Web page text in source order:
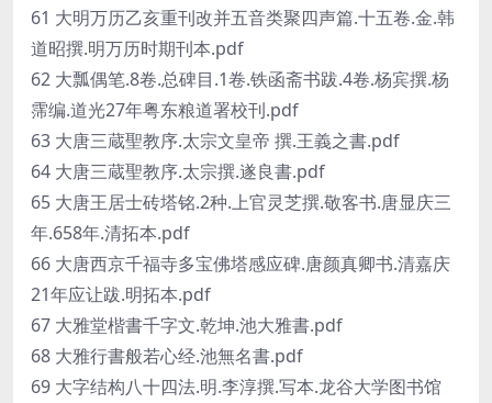
61 大明万历乙亥重刊改并五音类聚四声篇.十五卷.金.韩
道昭撰.明万历时期刊本.pdf
62 大瓢偶笔.8卷.总碑目.1卷.铁函斋书跋.4卷.杨宾撰.杨
霈编.道光27年粤东粮道署校刊.pdf
63 大唐三蔵聖教序.太宗文皇帝 撰.王義之書.pdf
64 大唐三蔵聖教序.太宗撰.遂良書.pdf
65 大唐王居士砖塔铭.2种.上官灵芝撰.敬客书.唐显庆三
年.658年.清拓本.pdf
66 大唐西京千福寺多宝佛塔感应碑.唐颜真卿书.清嘉庆
21年应让跋.明拓本.pdf
67 大雅堂楷書千字文.乾坤.池大雅書.pdf
68 大雅行書般若心经.池無名書.pdf
69 大字结构八十四法.明.李淳撰.写本.龙谷大学图书馆